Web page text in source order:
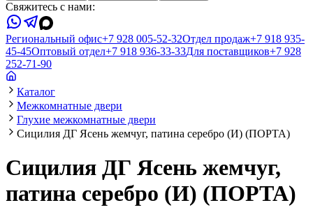
Свяжитесь с нами:
Региональный офис+7 928 005-52-32Отдел продаж+7 918 935-
45-45Оптовый отдел+7 918 936-33-33Для поставщиков+7 928
252-71-90
Каталог
Межкомнатные двери
Глухие межкомнатные двери
Сицилия ДГ Ясень жемчуг, патина серебро (И) (ПОРТА)
Сицилия ДГ Ясень жемчуг,
патина серебро (И) (ПОРТА)